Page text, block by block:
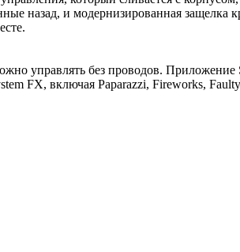
назад, и модернизированная защелка
управлять без проводов.
FX, включая Paparazzi, Fireworks,